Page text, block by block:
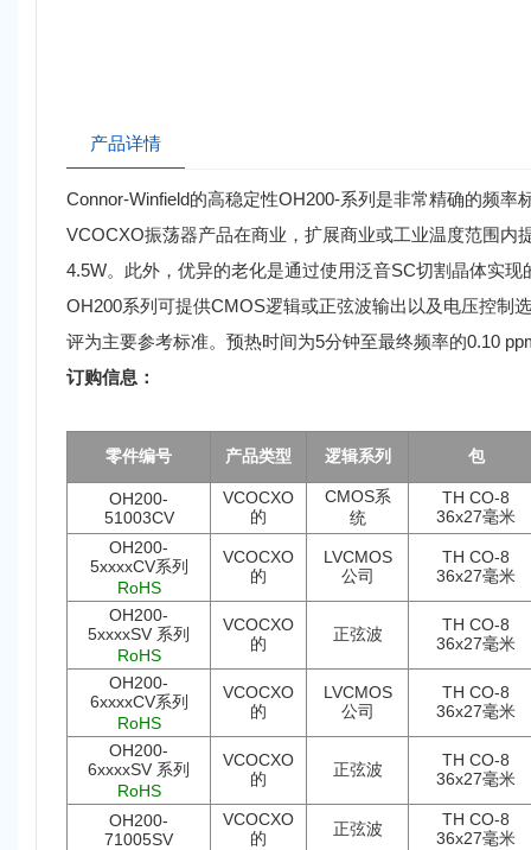
产品详情
Connor-Winfield的高稳定性OH200-系列是非常精确的频
VCOCXO振荡器产品在商业，扩展商业或工业温度范围内
4.5W。此外，优异的老化是通过使用泛音SC切割晶体实现
OH200系列可提供CMOS逻辑或正弦波输出以及电压控制
评为主要参考标准。预热时间为5分钟至最终频率的0.10
订购信息：
零件编号 产品类型 逻辑系列 包
OH200-
51003CV
VCOCXO
的
CMOS系
统
TH CO-8
36x27毫米
OH200-
5xxxxCV系列
RoHS
VCOCXO
的
LVCMOS
公司
TH CO-8
36x27毫米
OH200-
5xxxxSV 系列
RoHS
VCOCXO
的
正弦波
TH CO-8
36x27毫米
OH200-
6xxxxCV系列
RoHS
VCOCXO
的
LVCMOS
公司
TH CO-8
36x27毫米
OH200-
6xxxxSV 系列
RoHS
VCOCXO
的
正弦波
TH CO-8
36x27毫米
OH200-
71005SV
VCOCXO
的
正弦波
TH CO-8
36x27毫米